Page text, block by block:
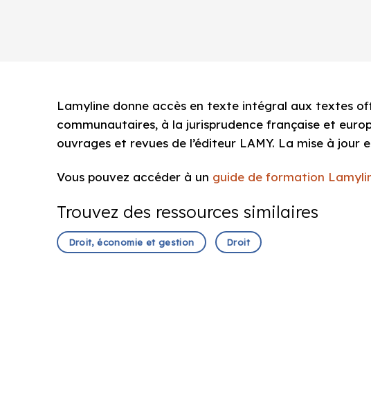
Lamyline donne accès en texte intégral aux textes
communautaires, à la jurisprudence française et
ouvrages et revues de l’éditeur LAMY. La mise à jour
Vous pouvez accéder à un guide de formation
Trouvez des ressources similaires
Droit, économie et gestion Droit